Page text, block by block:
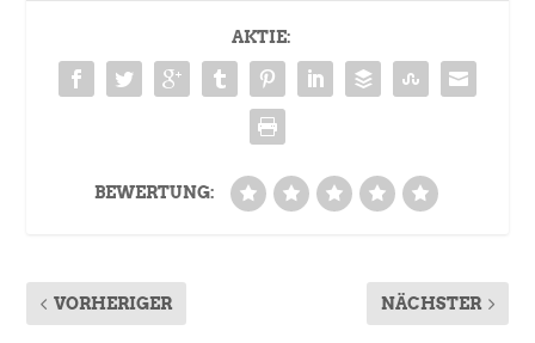
AKTIE:
BEWERTUNG:
VORHERIGER NÄCHSTER